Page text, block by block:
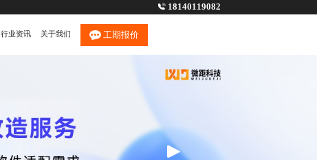
18140119082
行业资讯 关于我们 工期报价